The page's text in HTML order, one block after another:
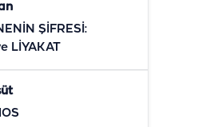
ŞİFRESİ:
LİYAKAT